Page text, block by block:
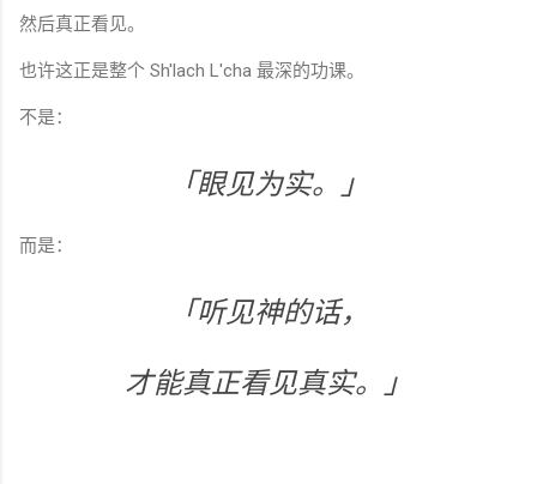
然后真正看见。
也许这正是整个 Sh'lach L'cha 最深的功课。
不是：
「眼见为实。」
而是：
「听见神的话，
才能真正看见真实。」